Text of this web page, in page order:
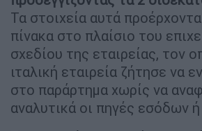
Τα στοιχεία αυτά
πίνακα στο πλαίσιο του
σχεδίου της εταιρείας, τον
ιταλική εταιρεία ζήτησε να
στο παράρτημα χωρίς να
αναλυτικά οι πηγές εσόδων